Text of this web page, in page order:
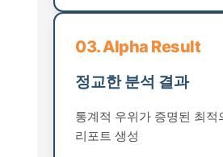
03. Alpha Result
정교한 분석 결과
통계적 우위가 증명된 최적
리포트 생성